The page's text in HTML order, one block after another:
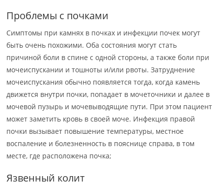
Проблемы с почками
Симптомы при камнях в почках и инфекции почек могут
быть очень похожими. Оба состояния могут стать
причиной боли в спине с одной стороны, а также боли при
мочеиспускании и тошноты и/или рвоты. Затруднение
мочеиспускания обычно появляется тогда, когда камень
движется внутри почки, попадает в мочеточники и далее в
мочевой пузырь и мочевыводящие пути. При этом пациент
может заметить кровь в своей моче. Инфекция правой
почки вызывает повышение температуры, местное
воспаление и болезненность в пояснице справа, в том
месте, где расположена почка;
Язвенный колит